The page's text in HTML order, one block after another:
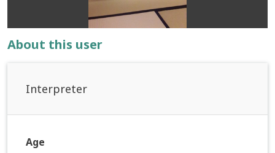
About this user
Interpreter
Age